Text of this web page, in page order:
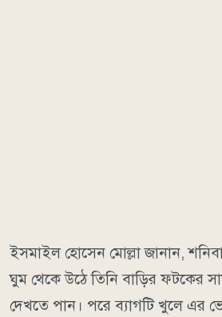
ইসমাইল হোসেন মোল্লা জানান,
ঘুম থেকে উঠে তিনি বাড়ির ফটকের
দেখতে পান। পরে ব্যাগটি খুলে এর